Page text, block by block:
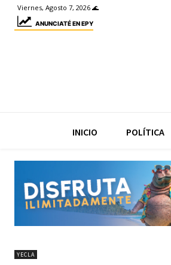
Viernes, Agosto 7, 2026 🌊
ANUNCIATÉ EN EPY
INICIO POLÍTICA
YECLA